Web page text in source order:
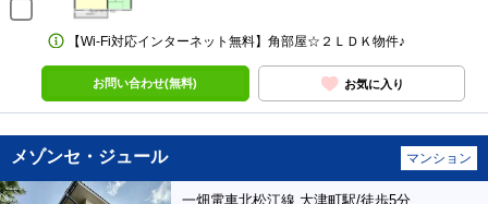
【Wi-Fi対応インターネット無料】角部屋☆２ＬＤＫ物件♪
お問い合わせ(無料) お気に入り
メゾンセ・ジュール マンション
一畑電車北松江線 大津町駅/徒歩5分